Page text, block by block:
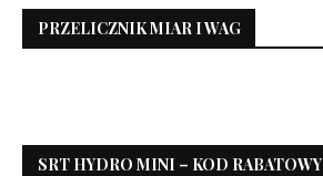
PRZELICZNIK MIAR I WAG
SRT HYDRO MINI – KOD RABATOWY